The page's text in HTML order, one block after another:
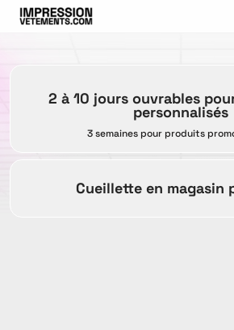
2 à 10 jours ouvrables
personnalisés
3 semaines pour produits
Cueillette en magasin